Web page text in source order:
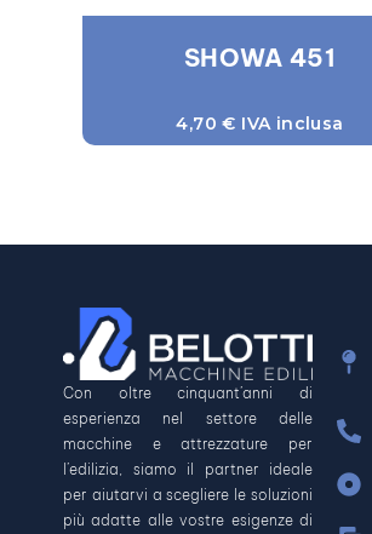
SHOWA 451
4,70€ IVA inclusa
Con oltre cinquant’anni di
esperienza nel settore delle
macchine e attrezzature per
l’edilizia, siamo il partner ideale
per aiutarvi a scegliere le soluzioni
più adatte alle vostre esigenze di